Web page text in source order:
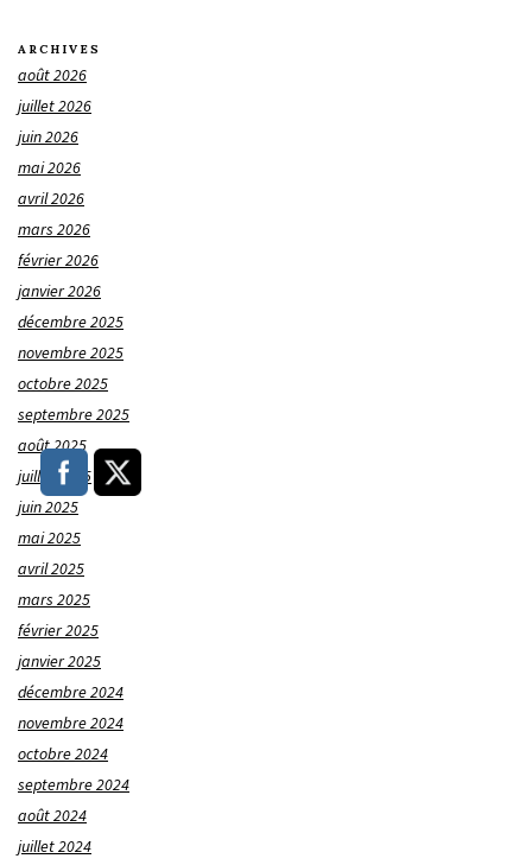
ARCHIVES
août 2026
juillet 2026
juin 2026
mai 2026
avril 2026
mars 2026
février 2026
janvier 2026
décembre 2025
novembre 2025
octobre 2025
septembre 2025
août 2025
juillet 2025
juin 2025
mai 2025
avril 2025
mars 2025
février 2025
janvier 2025
décembre 2024
novembre 2024
octobre 2024
septembre 2024
août 2024
juillet 2024